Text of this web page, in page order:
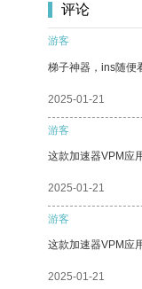
评论
游客
梯子神器，ins随便
2025-01-21
游客
这款加速器VPM应
2025-01-21
游客
这款加速器VPM应
2025-01-21